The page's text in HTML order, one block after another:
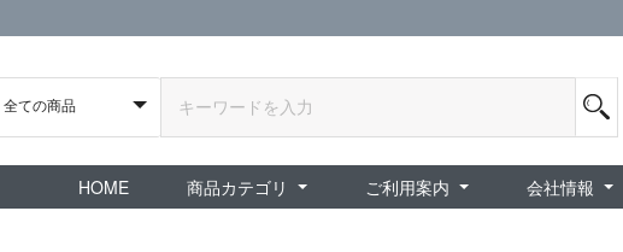
HOME
商品カテゴリ
ご利用案内
会社情報